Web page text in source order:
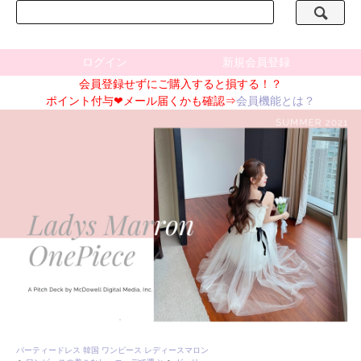
ログイン
新規会員登録
会員登録せずにご購入すると損する！？
ポイント付与❤メール届くかも確認⇒会員機能とは？
パーティードレス 韓国 ワンピース レディースマロン